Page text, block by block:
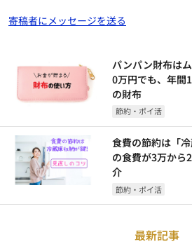
寄稿者にメッセージを送る
節約・ポイ活
パンパン財布は
0万円でも、年間
の財布
節約・ポイ活
食費の節約は「
の食費が3万から
介
最新記事